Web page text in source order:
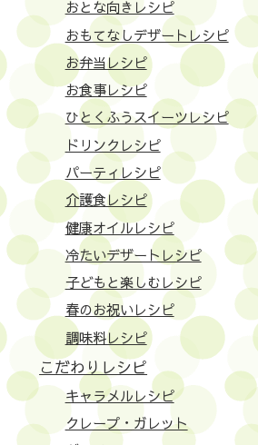
おとな向きレシピ
おもてなしデザートレシピ
お弁当レシピ
お食事レシピ
ひとくふうスイーツレシピ
ドリンクレシピ
パーティレシピ
介護食レシピ
健康オイルレシピ
冷たいデザートレシピ
子どもと楽しむレシピ
春のお祝いレシピ
調味料レシピ
こだわりレシピ
キャラメルレシピ
クレープ・ガレット